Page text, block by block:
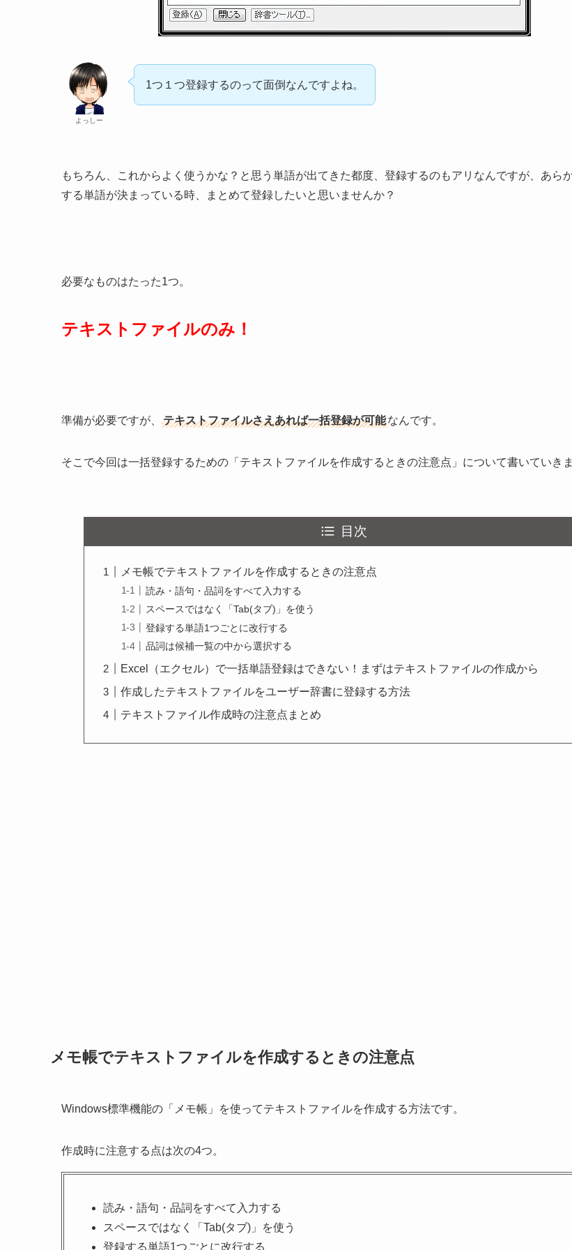
よっしー
1つ１つ登録するのって面倒なんですよね。
もちろん、これからよく使うかな？と思う単語が出てきた都度、登録するのもアリなんですが、あら
する単語が決まっている時、まとめて登録したいと思いませんか？
必要なものはたった1つ。
テキストファイルのみ！
準備が必要ですが、 テキストファイルさえあれば一括登録が可能なんです。
そこで今回は一括登録するための「テキストファイルを作成するときの注意点」について書いていきま
目次
メモ帳でテキストファイルを作成するときの注意点
読み・語句・品詞をすべて入力する
スペースではなく「Tab(タブ)」を使う
登録する単語1つごとに改行する
品詞は候補一覧の中から選択する
Excel（エクセル）で一括単語登録はできない！まずはテキストファイルの作成から
作成したテキストファイルをユーザー辞書に登録する方法
テキストファイル作成時の注意点まとめ
メモ帳でテキストファイルを作成するときの注意点
Windows標準機能の「メモ帳」を使ってテキストファイルを作成する方法です。
作成時に注意する点は次の4つ。
読み・語句・品詞をすべて入力する
スペースではなく「Tab(タブ)」を使う
登録する単語1つごとに改行する